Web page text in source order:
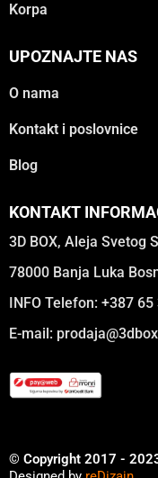
Korpa
UPOZNAJTE NAS
O nama
Kontakt i poslovnice
Blog
KONTAKT
3D BOX, Aleja Svetog
78000 Banja Luka
INFO Telefon: +387
E-mail:
© Copyright 2017 -